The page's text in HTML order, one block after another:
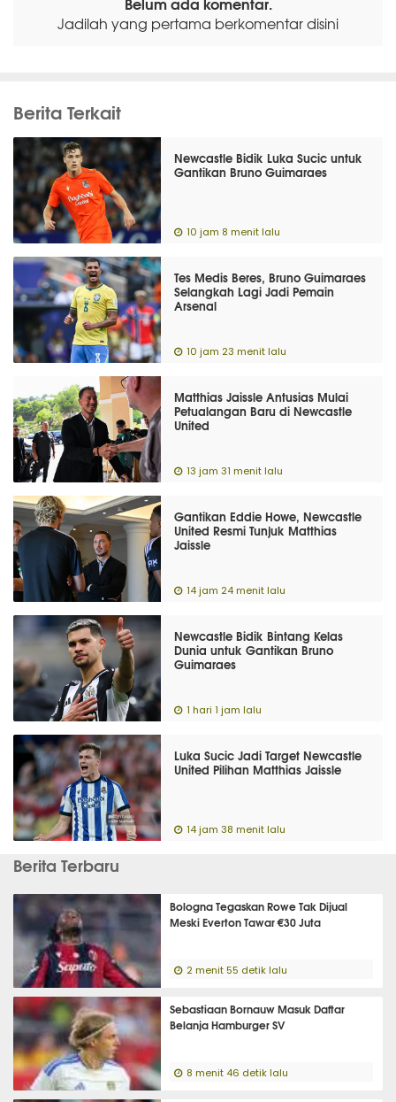
Jadilah yang pertama berkomentar disini
Berita Terkait
Newcastle Bidik Luka Sucic untuk
Gantikan Bruno Guimaraes
10 jam 8 menit lalu
Tes Medis Beres, Bruno Guimaraes
Selangkah Lagi Jadi Pemain
Arsenal
10 jam 23 menit lalu
Matthias Jaissle Antusias Mulai
Petualangan Baru di Newcastle
United
13 jam 31 menit lalu
Gantikan Eddie Howe, Newcastle
United Resmi Tunjuk Matthias
Jaissle
14 jam 24 menit lalu
Newcastle Bidik Bintang Kelas
Dunia untuk Gantikan Bruno
Guimaraes
1 hari 1 jam lalu
Luka Sucic Jadi Target Newcastle
United Pilihan Matthias Jaissle
14 jam 38 menit lalu
Berita Terbaru
Bologna Tegaskan Rowe Tak Dijual
Meski Everton Tawar €30 Juta
2 menit 55 detik lalu
Sebastiaan Bornauw Masuk Daftar
Belanja Hamburger SV
8 menit 46 detik lalu